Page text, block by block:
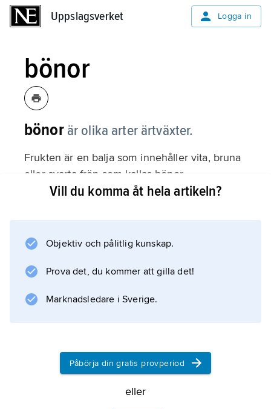
Uppslagsverket Logga in
bönor
bönor är olika arter ärtväxter.
Frukten är en balja som innehåller vita, bruna
eller svarta frön som kallas bönor.
Trädgårdsböna är en art med många olika
som växer nära marken.
Information om artikeln
Vill du komma åt hela artikeln?
Objektiv och pålitlig kunskap.
Prova det, du kommer att gilla det!
Marknadsledare i Sverige.
Påbörja din gratis provperiod
eller